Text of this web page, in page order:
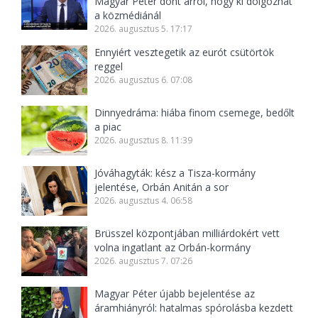
a közmédiánál
2026. augusztus 5. 17:17
Ennyiért vesztegetik az eurót csütörtök
reggel
2026. augusztus 6. 07:08
Dinnyedráma: hiába finom csemege, bedőlt
a piac
2026. augusztus 8. 11:39
Jóváhagyták: kész a Tisza-kormány
jelentése, Orbán Anitán a sor
2026. augusztus 4. 06:58
Brüsszel központjában milliárdokért vett
volna ingatlant az Orbán-kormány
2026. augusztus 7. 07:26
Magyar Péter újabb bejelentése az
áramhiányról: hatalmas spórolásba kezdett